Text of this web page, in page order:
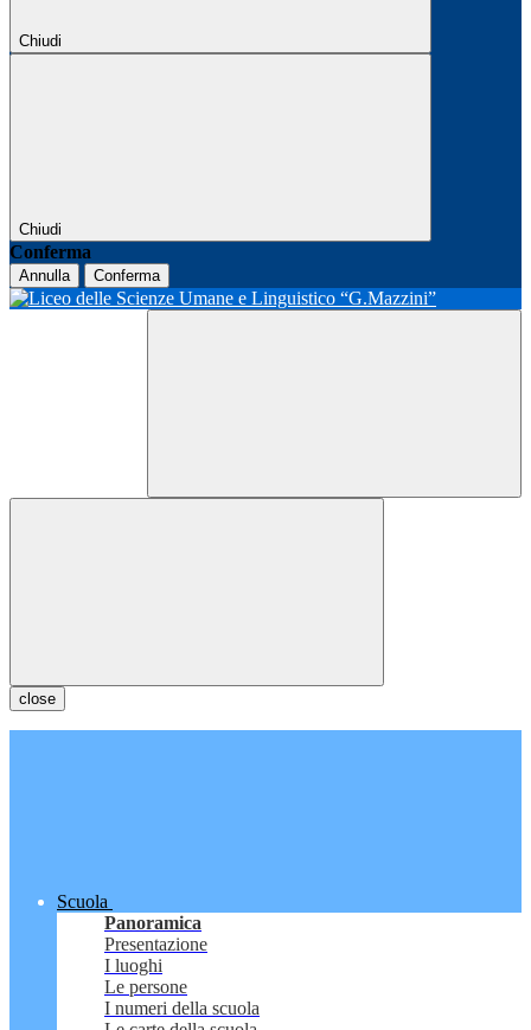
Chiudi
Chiudi
Conferma
Annulla Conferma
close
Scuola
Panoramica
Presentazione
I luoghi
Le persone
I numeri della scuola